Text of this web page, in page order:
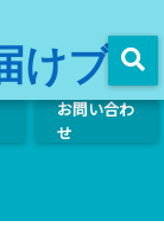
けブ
お問い合わ
せ